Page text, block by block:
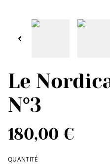
Le
N°3
180,00 €
QUANTITÉ